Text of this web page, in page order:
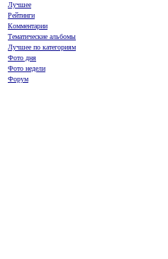
Лучшее
Рейтинги
Комментарии
Тематические альбомы
Лучшее по категориям
Фото дня
Фото недели
Форум